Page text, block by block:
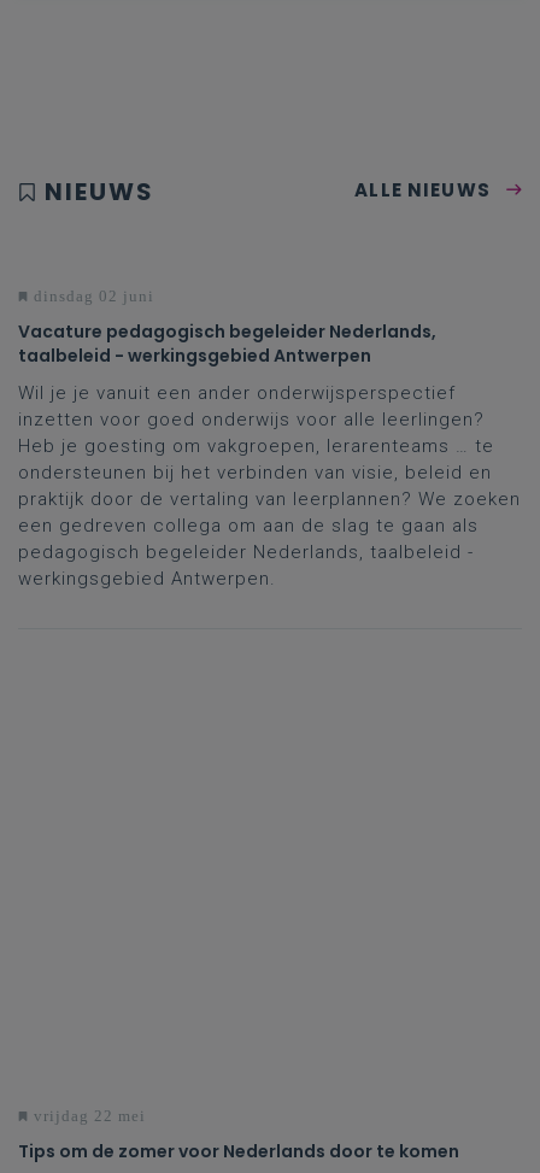
NIEUWS ALLE NIEUWS
dinsdag 02 juni
Vacature pedagogisch begeleider Nederlands,
taalbeleid - werkingsgebied Antwerpen
Wil je je vanuit een ander onderwijsperspectief
inzetten voor goed onderwijs voor alle leerlingen?
Heb je goesting om vakgroepen, lerarenteams … te
ondersteunen bij het verbinden van visie, beleid en
praktijk door de vertaling van leerplannen? We zoeken
een gedreven collega om aan de slag te gaan als
pedagogisch begeleider Nederlands, taalbeleid -
werkingsgebied Antwerpen.
vrijdag 22 mei
Tips om de zomer voor Nederlands door te komen